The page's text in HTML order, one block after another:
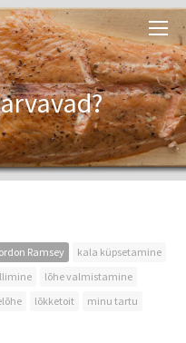
Ramsey
kala küpsetamine
lõhe valmistamine
lõkketoit
minu tartu